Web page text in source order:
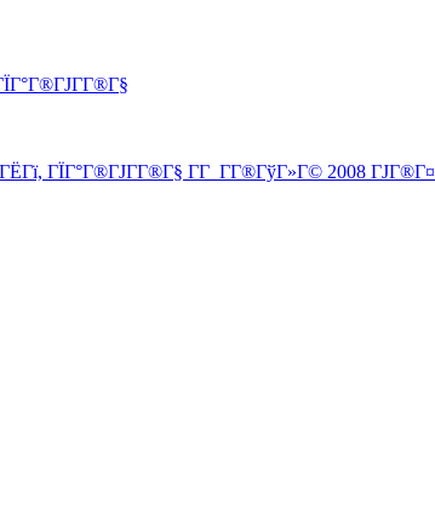
ГЇГ°Г®ГЈГ­Г®Г§ Г­Г Г­Г®ГўГ»Г© 2008 ГЈГ®Г¤